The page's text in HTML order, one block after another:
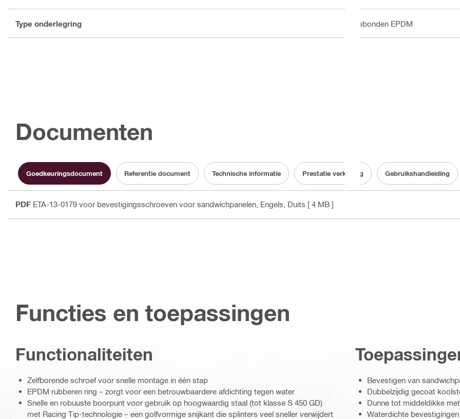
Type onderlegring Gebonden EPDM
Documenten
Goedkeuringsdocument Referentie document Technische informatie Prestatie verklaring Gebruikshandleiding
PDF ETA-13-0179 voor bevestigingsschroeven voor sandwichpanelen , Engels, Duits [ 4 MB ]
Functies en toepassingen
Functionaliteiten
Zelfborende schroef voor snelle montage in één stap
EPDM rubberen ring – zorgt voor een betrouwbaardere afdichting tegen water
Snelle en robuuste boorpunt voor gebruik op hoogwaardig staal (tot klasse S 450 GD)
met Racing Tip-technologie – een golfvormige snijkant die splinters veel sneller verwijdert
Bevestigen van
Dubbelzijdig gecoat
Dunne tot middeldikke
Waterdichte